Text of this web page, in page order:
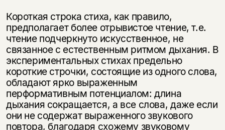
Короткая строка стиха, как правило,
предполагает более отрывистое чтение, т.е.
чтение подчеркнуто искусственное, не
связанное с естественным ритмо­м дыхания. В
экспериментальных стихах предельно
короткие строчки, состоящие из одного слова,
обладают ярко выраженным
перформативным потенциалом: длина
дыхания сокращается, а все слова, даже если
они не содержат выраженного звукового
повтора, благодаря схожему звуковому